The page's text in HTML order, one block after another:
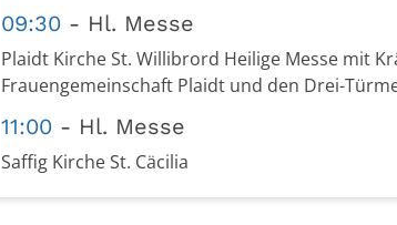
09:30 Hl. Messe
Plaidt Kirche St. Willibrord Heilige Messe mit
Frauengemeinschaft Plaidt und den Drei-
11:00 Hl. Messe
Saffig Kirche St. Cäcilia